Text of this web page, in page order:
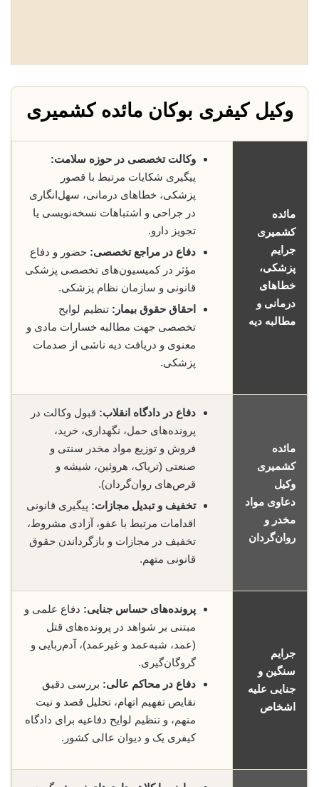
وکیل کیفری بوکان مائده کشمیری
مائده
کشمیری
جرایم
پزشکی،
خطاهای
درمانی و
مطالبه دیه
وکالت تخصصی در حوزه سلامت:
پیگیری شکایات مرتبط با قصور
پزشکی، خطاهای درمانی، سهل‌انگاری
در جراحی و اشتباهات نسخه‌نویسی یا
تجویز دارو.
دفاع در مراجع تخصصی: حضور و دفاع
مؤثر در کمیسیون‌های تخصصی پزشکی
قانونی و سازمان نظام پزشکی.
احقاق حقوق بیمار: تنظیم لوایح
تخصصی جهت مطالبه خسارات مادی و
معنوی و دریافت دیه ناشی از صدمات
پزشکی.
مائده
کشمیری
وکیل
دعاوی مواد
مخدر و
روان‌گردان
دفاع در دادگاه انقلاب: قبول وکالت در
پرونده‌های حمل، نگهداری، خرید،
فروش و توزیع مواد مخدر سنتی و
صنعتی (تریاک، هروئین، شیشه و
قرص‌های روان‌گردان).
تخفیف و تبدیل مجازات: پیگیری قانونی
اقدامات مرتبط با عفو، آزادی مشروط،
تخفیف در مجازات و بازگرداندن حقوق
قانونی متهم.
جرایم
سنگین و
جنایی علیه
اشخاص
پرونده‌های حساس جنایی: دفاع علمی و
مبتنی بر شواهد در پرونده‌های قتل
(عمد، شبه‌عمد و غیرعمد)، آدم‌ربایی و
گروگان‌گیری.
دفاع در محاکم عالی: بررسی دقیق
نقایص تفهیم اتهام، تحلیل قصد و نیت
متهم، و تنظیم لوایح دفاعیه برای دادگاه
کیفری یک و دیوان عالی کشور.